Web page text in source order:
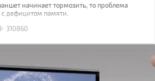
начинает тормозить, то проблема
с дефицитом памяти.
310860